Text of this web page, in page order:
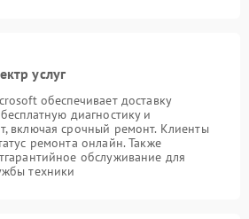
услуг
обеспечивает доставку
диагностику и
включая срочный ремонт. Клиенты
ремонта онлайн. Также
обслуживание для
техники